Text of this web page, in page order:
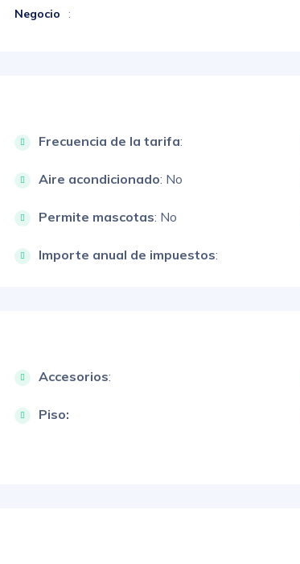
Negocio :
Frecuencia de la tarifa:
Aire acondicionado: No
Permite mascotas: No
Importe anual de impuestos:
Accesorios:
Piso: